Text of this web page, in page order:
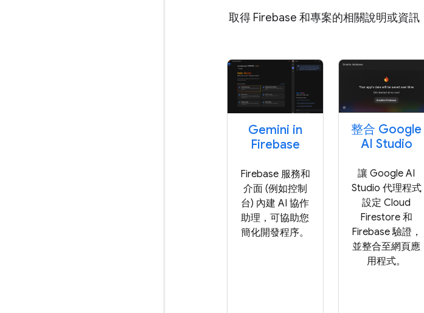
取得 Firebase 和專案的相關說明或資
Gemini in
Firebase
Firebase 服務和
介面 (例如控制
台) 內建 AI 協作
助理，可協助您
簡化開發程序。
整合 Google
AI Studio
讓 Google AI
Studio 代理程式
設定 Cloud
Firestore 和
Firebase 驗證，
並整合至網頁應
用程式。